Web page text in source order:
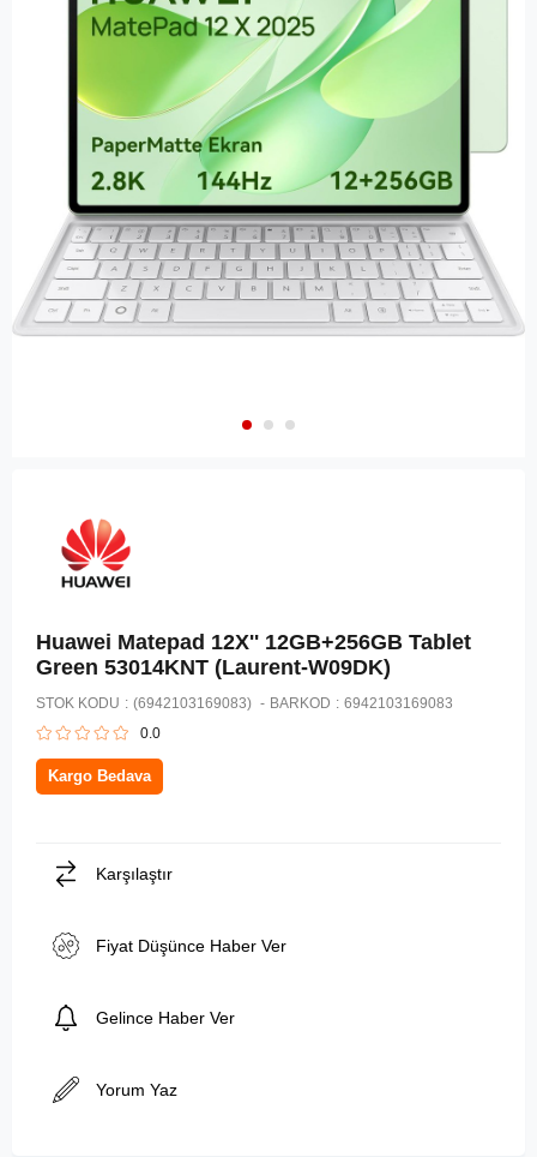
Huawei Matepad 12X'' 12GB+256GB Tablet
Green 53014KNT (Laurent-W09DK)
STOK KODU (6942103169083) BARKOD : 6942103169083
0.0
Kargo Bedava
Karşılaştır
Fiyat Düşünce Haber Ver
Gelince Haber Ver
Yorum Yaz